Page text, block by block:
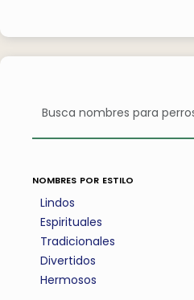
nombres por estilo
Lindos
Espirituales
Tradicionales
Divertidos
Hermosos